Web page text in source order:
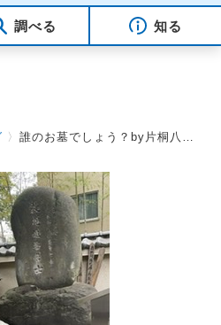
調べる 知る
〉誰のお墓でしょう？by片桐八千代